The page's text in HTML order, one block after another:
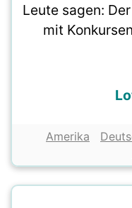
Leute sagen:
mit
Amerika